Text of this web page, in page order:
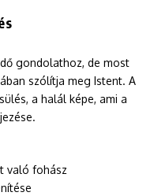
gondolathoz, de most
szólítja meg Istent. A
a halál képe, ami a
való fohász